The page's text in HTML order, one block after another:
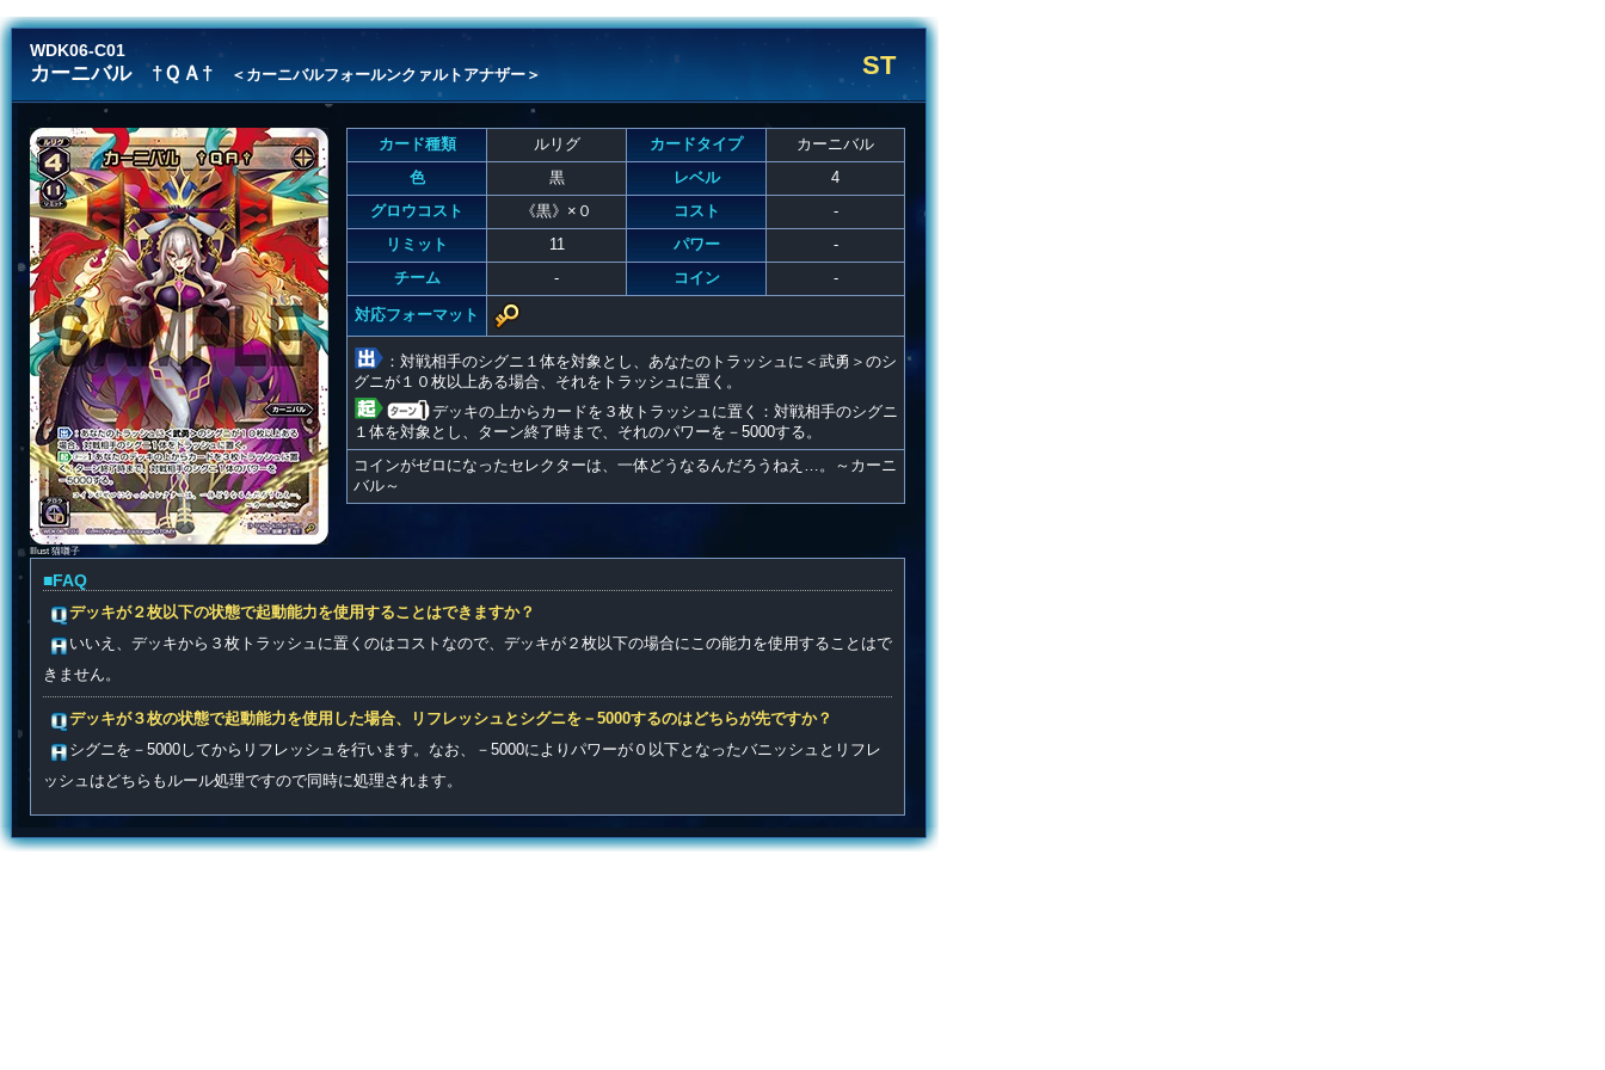
WDK06-C01
カーニバル †ＱＡ† ＜カーニバルフォールンクァルトアナザー＞ ST
Illust 猫囃子
カード種類 ルリグ カードタイプ
カーニバル
色
黒 レベル
4
グロウコスト
《黒》×０ コスト
-
リミット
11 パワー
-
チーム
- コイン -
対応フォーマット
：対戦相手のシグニ１体を対象とし、あなたのトラッシュに＜武勇＞のシ
グニが１０枚以上ある場合、それをトラッシュに置く。
デッキの上からカードを３枚トラッシュに置く：対戦相手のシグニ
１体を対象とし、ターン終了時まで、それのパワーを－5000する。
コインがゼロになったセレクターは、一体どうなるんだろうねえ…。～カーニ
バル～
■FAQ
デッキが２枚以下の状態で起動能力を使用することはできますか？
いいえ、デッキから３枚トラッシュに置くのはコストなので、デッキが２枚以下の場合にこの能力を使用することはで
きません。
デッキが３枚の状態で起動能力を使用した場合、リフレッシュとシグニを－5000するのはどちらが先ですか？
シグニを－5000してからリフレッシュを行います。なお、－5000によりパワーが０以下となったバニッシュとリフレ
ッシュはどちらもルール処理ですので同時に処理されます。